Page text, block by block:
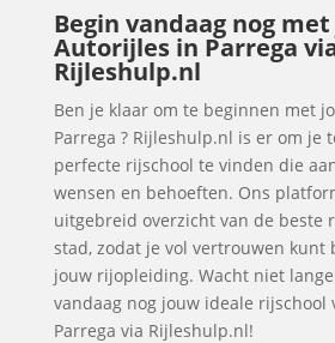
Begin vandaag nog
Autorijles in Parrega
Rijleshulp.nl
Ben je klaar om te beginnen met
Parrega ? Rijleshulp.nl is er om je
perfecte rijschool te vinden die
wensen en behoeften. Ons
uitgebreid overzicht van de beste
stad, zodat je vol vertrouwen kunt
jouw rijopleiding. Wacht niet
vandaag nog jouw ideale rijschool
Parrega via Rijleshulp.nl!